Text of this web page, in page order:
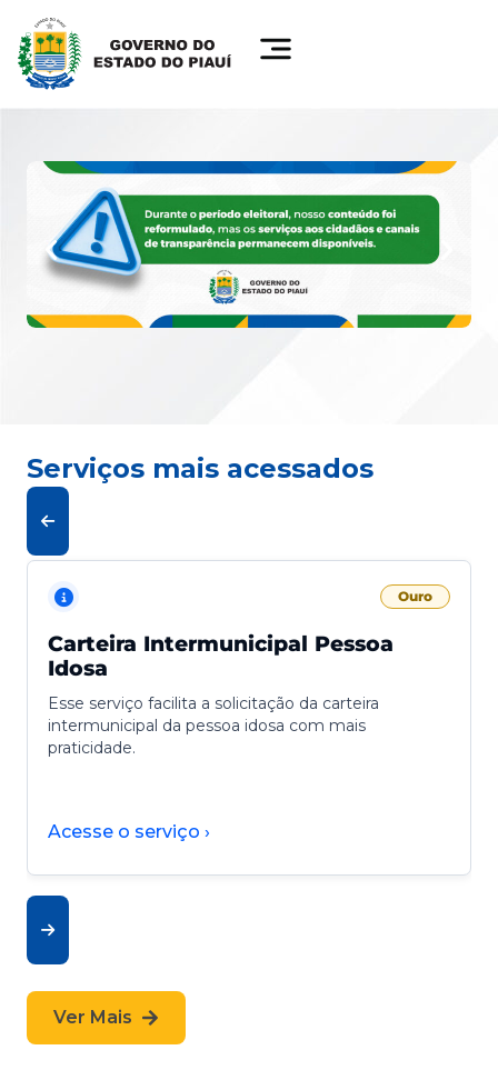
Serviços mais acessados
Ouro
Carteira Intermunicipal Pessoa
Idosa
Esse serviço facilita a solicitação da carteira
intermunicipal da pessoa idosa com mais
praticidade.
Acesse o serviço ›
Ver Mais